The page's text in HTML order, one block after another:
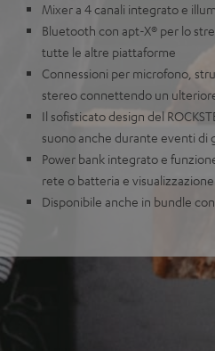
Mixer a 4 canali integrato e
Bluetooth con apt-X® per lo
tutte le altre piattaforme
Connessioni per microfono,
stereo connettendo un ulteriore
Il sofisticato design del
suono anche durante eventi di
Power bank integrato e
rete o batteria e
Disponibile anche in bundle